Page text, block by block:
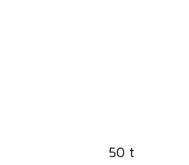
50 t